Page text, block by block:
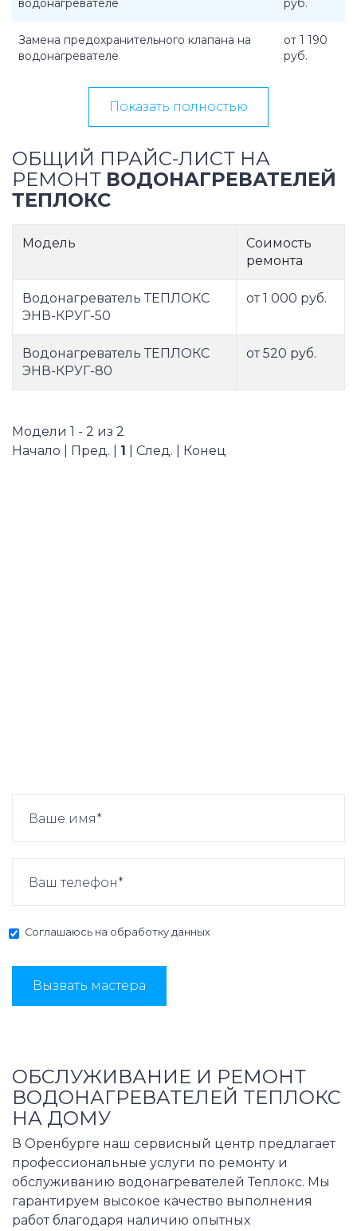
водонагревателе руб.
Замена предохранительного клапана на
водонагревателе
от 1 190
руб.
Показать полностью
ОБЩИЙ ПРАЙС-ЛИСТ НА
РЕМОНТ ВОДОНАГРЕВАТЕЛЕЙ
ТЕПЛОКС
Модель
Соимость
ремонта
Водонагреватель ТЕПЛОКС
ЭНВ-КРУГ-50
от 1 000 руб.
Водонагреватель ТЕПЛОКС
ЭНВ-КРУГ-80
от 520 руб.
Модели 1 - 2 из 2
Начало | Пред. | 1 | След. | Конец
Соглашаюсь на обработку данных
Вызвать мастера
ОБСЛУЖИВАНИЕ И РЕМОНТ
ВОДОНАГРЕВАТЕЛЕЙ ТЕПЛОКС
НА ДОМУ
В Оренбурге наш сервисный центр предлагает
профессиональные услуги по ремонту и
обслуживанию водонагревателей Теплокс. Мы
гарантируем высокое качество выполнения
работ благодаря наличию опытных